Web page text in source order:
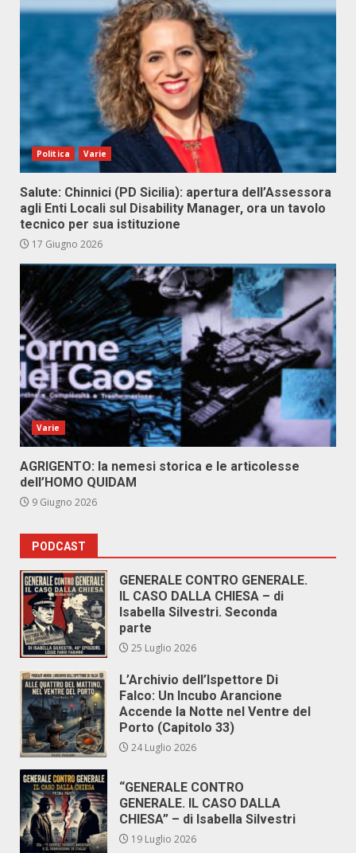
Politica Varie
Salute: Chinnici (PD Sicilia): apertura dell’Assessora
agli Enti Locali sul Disability Manager, ora un tavolo
tecnico per sua istituzione
17 Giugno 2026
Varie
AGRIGENTO: la nemesi storica e le articolesse
dell’HOMO QUIDAM
9 Giugno 2026
PODCAST
GENERALE CONTRO GENERALE.
IL CASO DALLA CHIESA – di
Isabella Silvestri. Seconda
parte
25 Luglio 2026
L’Archivio dell’Ispettore Di
Falco: Un Incubo Arancione
Accende la Notte nel Ventre del
Porto (Capitolo 33)
24 Luglio 2026
“GENERALE CONTRO
GENERALE. IL CASO DALLA
CHIESA” – di Isabella Silvestri
19 Luglio 2026